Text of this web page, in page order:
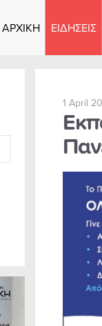
ΑΡΧΙΚΗ ΕΙΔΗΣΕΙΣ
1 April